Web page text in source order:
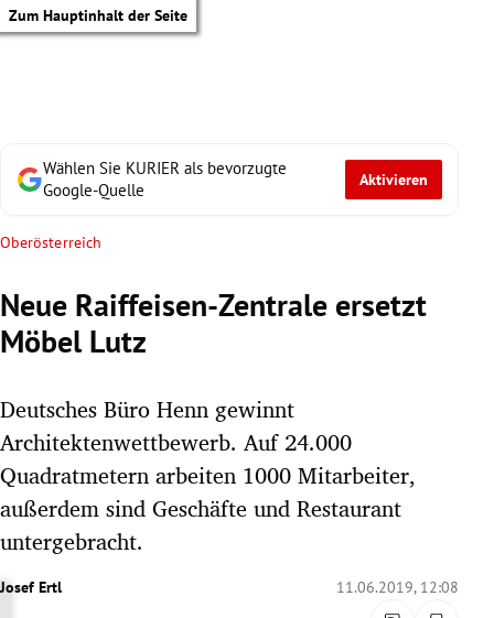
Zum Hauptinhalt der Seite
Untermenü
Untermenü
Wählen Sie KURIER als bevorzugte
Google-Quelle
Aktivieren
Oberösterreich
Neue Raiffeisen-Zentrale ersetzt
Möbel Lutz
Deutsches Büro Henn gewinnt
Architektenwettbewerb. Auf 24.000
Quadratmetern arbeiten 1000 Mitarbeiter,
außerdem sind Geschäfte und Restaurant
untergebracht.
Josef Ertl 11.06.2019, 12:08